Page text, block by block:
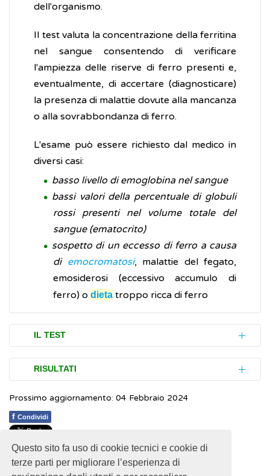
Questo sito fa uso di cookie tecnici e cookie di
terze parti per migliorare l’esperienza di
dell'organismo.
Il test valuta la concentrazione della ferritina
nel sangue consentendo di verificare
l'ampiezza delle riserve di ferro presenti e,
eventualmente, di accertare (diagnosticare)
la presenza di malattie dovute alla mancanza
o alla sovrabbondanza di ferro.
L'esame può essere richiesto dal medico in
diversi casi:
basso livello di emoglobina nel sangue
bassi valori della percentuale di globuli
rossi presenti nel volume totale del
sangue (ematocrito)
sospetto di un eccesso di ferro a causa
di emocromatosi, malattie del fegato,
emosiderosi (eccessivo accumulo di
ferro) o dieta troppo ricca di ferro
IL TEST
L'esame (test) della ferritina è molto
semplice, non ha controindicazioni e si
effettua prelevando una piccola quantità
(campione) di sangue da una vena del
braccio e analizzandola in laboratorio per
misurare la quantità di ferritina presente.
RISULTATI
Normalmente la concentrazione di ferritina
nel sangue varia secondo i seguenti intervalli:
sangue (ng/ml) per gli uomini
11-307 ng/ml per le donne
Prossimo aggiornamento: 04 Febbraio 2024
f Condividi
1 1 1 1 1 Rating 1.71 (7 Votes)